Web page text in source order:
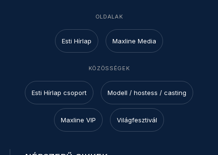
OLDALAK
Esti Hírlap Maxline Media
KÖZÖSSÉGEK
Esti Hírlap csoport Modell / hostess / casting
Maxline VIP Világfesztivál